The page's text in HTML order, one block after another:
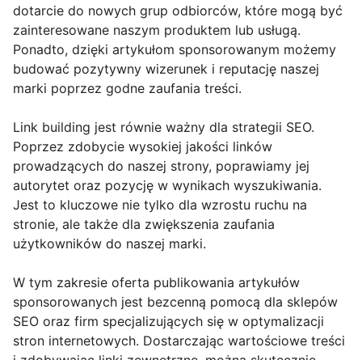
dotarcie do nowych grup odbiorców, które mogą być
zainteresowane naszym produktem lub usługą.
Ponadto, dzięki artykułom sponsorowanym możemy
budować pozytywny wizerunek i reputację naszej
marki poprzez godne zaufania treści.
Link building jest równie ważny dla strategii SEO.
Poprzez zdobycie wysokiej jakości linków
prowadzących do naszej strony, poprawiamy jej
autorytet oraz pozycję w wynikach wyszukiwania.
Jest to kluczowe nie tylko dla wzrostu ruchu na
stronie, ale także dla zwiększenia zaufania
użytkowników do naszej marki.
W tym zakresie oferta publikowania artykułów
sponsorowanych jest bezcenną pomocą dla sklepów
SEO oraz firm specjalizujących się w optymalizacji
stron internetowych. Dostarczając wartościowe treści